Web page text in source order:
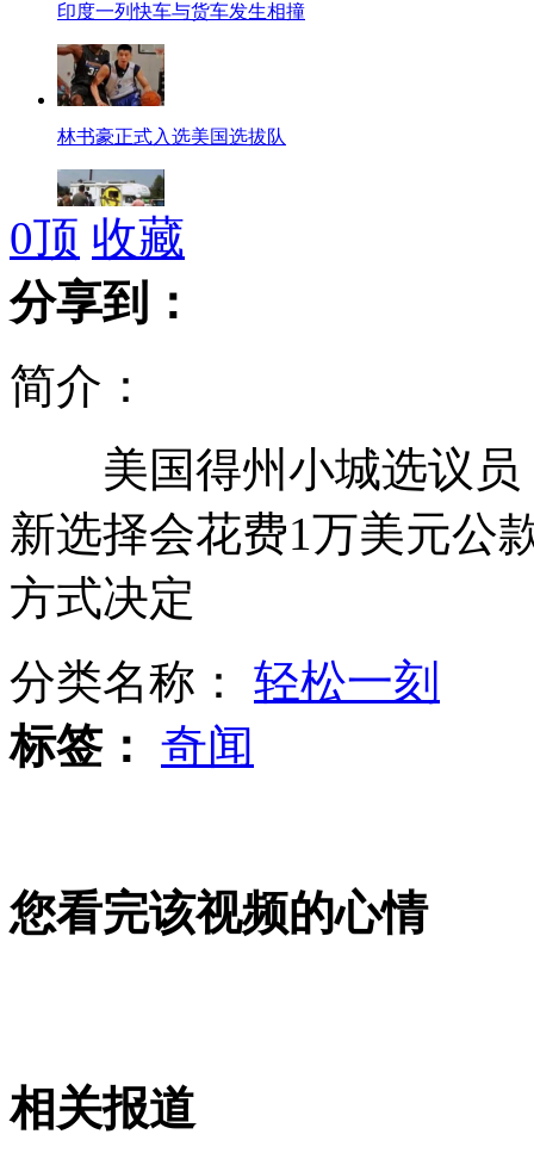
印度一列快车与货车发生相撞
林书豪正式入选美国选拔队
80后开房车环游世界 拍纪录片纪念
杨幂刘恺威“秀”英语惹笑柄
上海女孩身穿旗袍参加成人礼
婆婆送儿媳假首饰露陷致小夫妻分离
惊人漂移入位车技:前后车距几公分
女孩北京地铁殴打老人 痛下狠手拳打脚踢
0顶 收藏
分享到：
简介：
美国得州小城选议员
新选择会花费1万美元公
方式决定
分类名称： 轻松一刻
标签： 奇闻
您看完该视频的心情
相关报道